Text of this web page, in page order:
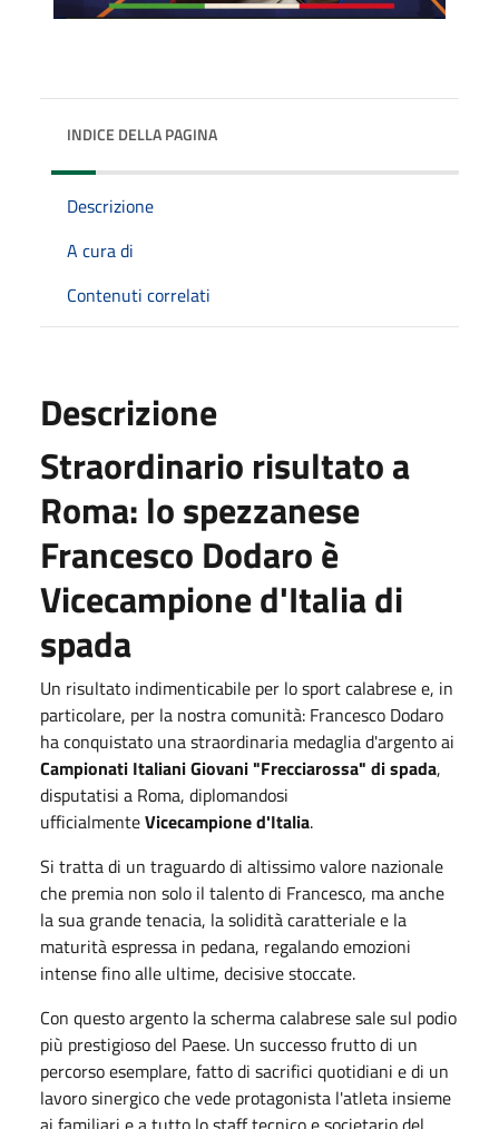
INDICE DELLA PAGINA
Descrizione
A cura di
Contenuti correlati
Descrizione
Straordinario risultato a
Roma: lo spezzanese
Francesco Dodaro è
Vicecampione d'Italia di
spada
Un risultato indimenticabile per lo sport calabrese e, in
particolare, per la nostra comunità: Francesco Dodaro
ha conquistato una straordinaria medaglia d'argento ai
Campionati Italiani Giovani "Frecciarossa" di spada,
disputatisi a Roma, diplomandosi
ufficialmenteVicecampione d'Italia.
Si tratta di un traguardo di altissimo valore nazionale
che premia non solo il talento di Francesco, ma anche
la sua grande tenacia, la solidità caratteriale e la
maturità espressa in pedana, regalando emozioni
intense fino alle ultime, decisive stoccate.
Con questo argento la scherma calabrese sale sul podio
più prestigioso del Paese. Un successo frutto di un
percorso esemplare, fatto di sacrifici quotidiani e di un
lavoro sinergico che vede protagonista l'atleta insieme